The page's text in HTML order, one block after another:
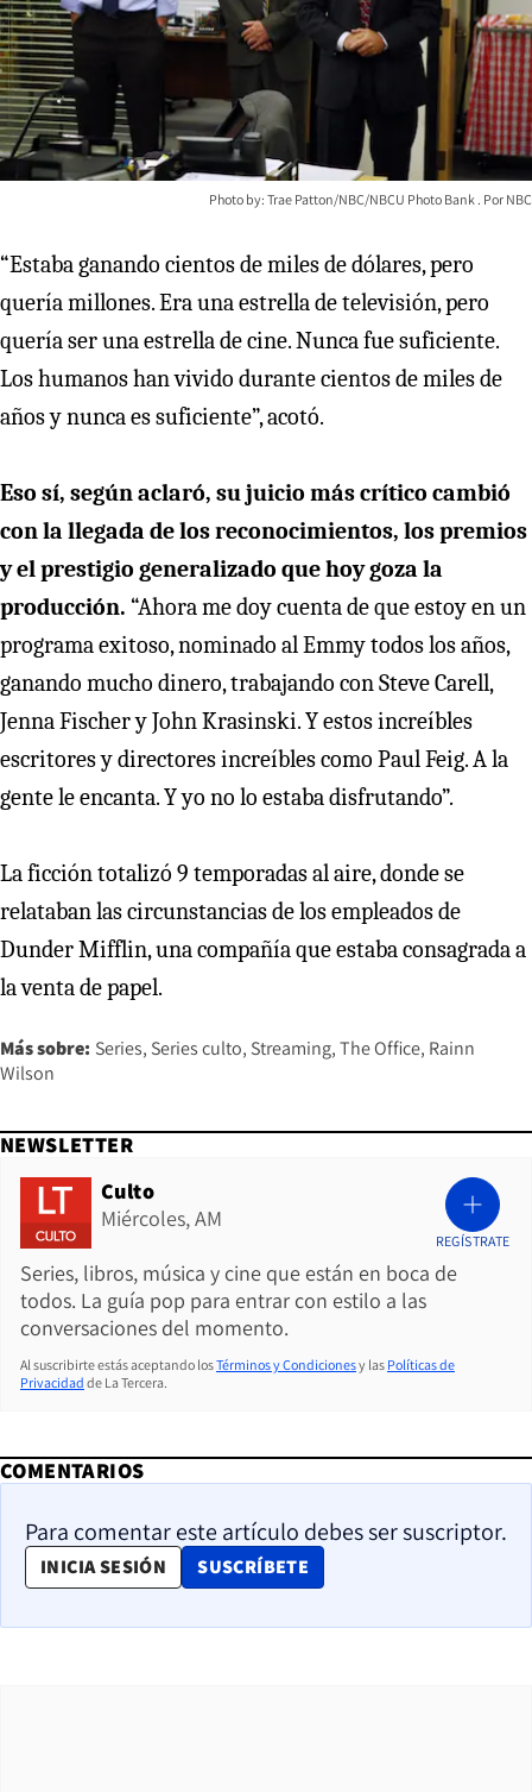
Photo by: Trae Patton/NBC/NBCU Photo Bank NBC
“Estaba ganando cientos de miles de dólares, pero
quería millones. Era una estrella de televisión, pero
quería ser una estrella de cine. Nunca fue suficiente.
Los humanos han vivido durante cientos de miles de
años y nunca es suficiente”, acotó.
Eso sí, según aclaró, su juicio más crítico cambió
con la llegada de los reconocimientos, los premios
y el prestigio generalizado que hoy goza la
producción. “Ahora me doy cuenta de que estoy en un
programa exitoso, nominado al Emmy todos los años,
ganando mucho dinero, trabajando con Steve Carell,
Jenna Fischer y John Krasinski. Y estos increíbles
escritores y directores increíbles como Paul Feig. A la
gente le encanta. Y yo no lo estaba disfrutando”.
La ficción totalizó 9 temporadas al aire, donde se
relataban las circunstancias de los empleados de
Dunder Mifflin, una compañía que estaba consagrada a
la venta de papel.
Más sobre: Series Series culto Streaming The Office Rainn
Wilson
NEWSLETTER
Culto
Miércoles, AM
Series, libros, música y cine que están en boca de
todos. La guía pop para entrar con estilo a las
conversaciones del momento.
REGÍSTRATE
Al suscribirte estás aceptando losTérminos y Condicionesy las Políticas de
Privacidad de La Tercera.
COMENTARIOS
Para comentar este artículo debes ser suscriptor.
INICIA SESIÓN SUSCRÍBETE
OPENS IN NEW WINDOW